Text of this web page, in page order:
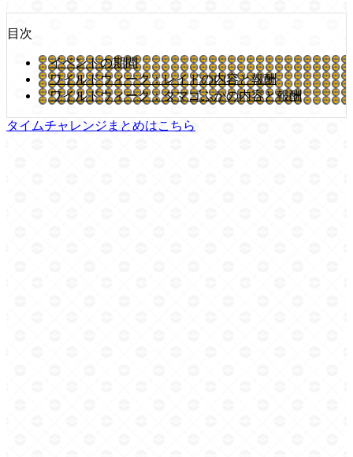
目次
イベントの期間
ワイルドウィーク：レイドの内容と報酬
ワイルドウィーク：タマゴふかの内容と報酬
タイムチャレンジまとめはこちら